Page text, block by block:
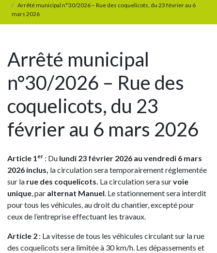
Arrêté municipal n°30/2026 – Rue des coquelicots, du 23 février au 6
mars 2026
Arrêté municipal
n°30/2026 – Rue des
coquelicots, du 23
février au 6 mars 2026
Article 1er : Du lundi 23 février 2026 au vendredi 6 mars
2026 inclus, la circulation sera temporairement réglementée
sur la rue des coquelicots. La circulation sera survoie
unique, par alternat Manuel. Le stationnement sera interdit
pour tous les véhicules, au droit du chantier, excepté pour
ceux de l’entreprise effectuant les travaux.
Article 2 : La vitesse de tous les véhicules circulant sur la rue
des coquelicots sera limitée à 30 km/h. Les dépassements et